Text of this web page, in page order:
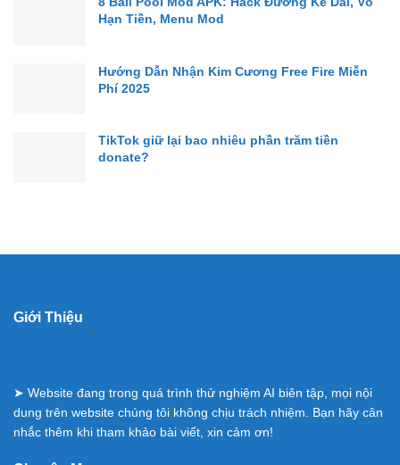
Hạn Tiền, Menu Mod
Hướng Dẫn Nhận Kim Cương Free Fire Miễn
Phí 2025
TikTok giữ lại bao nhiêu phần trăm tiền
donate?
Giới Thiệu
➤ Website đang trong quá trình thử nghiệm AI biên tập, mọi nội
dung trên website chúng tôi không chịu trách nhiệm. Bạn hãy cân
nhắc thêm khi tham khảo bài viết, xin cảm ơn!